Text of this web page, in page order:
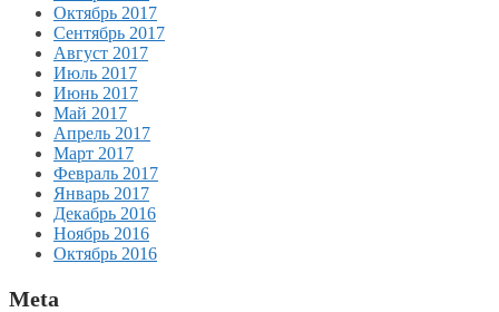
Октябрь 2017
Сентябрь 2017
Август 2017
Июль 2017
Июнь 2017
Май 2017
Апрель 2017
Март 2017
Февраль 2017
Январь 2017
Декабрь 2016
Ноябрь 2016
Октябрь 2016
Meta